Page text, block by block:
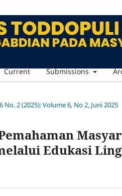
Current Submissions
No. 2 (2025): Volume 6, No 2, Juni 2025
Edukasi